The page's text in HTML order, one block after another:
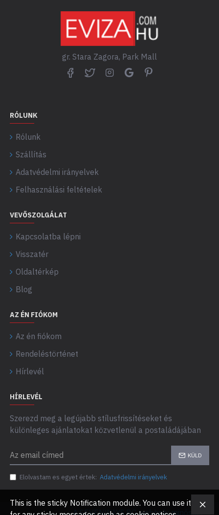
gr. Stara Zagora, Park Mall
RÓLUNK
Rólunk
Szállítás
Adatvédelmi irányelvek
Felhasználási feltételek
VEVŐSZOLGÁLAT
Kapcsolatba lépni
Visszatér
Oldaltérkép
Blog
AZ ÉN FIÓKOM
Az én fiókom
Rendeléstörténet
Hírlevél
HÍRLEVÉL
Szerezd meg a legújabb stílusfrissítéseket és
különleges ajánlatokat közvetlenül a postaládájában
KÜLD
Elolvastam es egyet értek: Adatvédelmi irányelvek
A SEVENWAYS.BG webhely minőségi
This is the sticky Notification module. You can use it